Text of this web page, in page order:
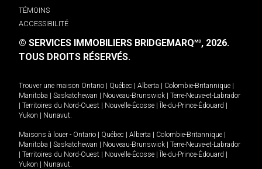
TÉMOINS
ACCESSIBILITÉ
© SERVICES IMMOBILIERS BRIDGEMARQMD, 2026.
TOUS DROITS RÉSERVÉS.
Trouver une maison Ontario | Québec | Alberta | Colombie-Britannique |
Manitoba | Saskatchewan | Nouveau-Brunswick | Terre-Neuve-et-Labrador
| Territoires du Nord-Ouest | Nouvelle-Écosse | Île-du-Prince-Édouard |
Yukon | Nunavut
Maisons à louer - Ontario | Québec | Alberta | Colombie-Britannique |
Manitoba | Saskatchewan | Nouveau-Brunswick | Terre-Neuve-et-Labrador
| Territoires du Nord-Ouest | Nouvelle-Écosse | Île-du-Prince-Édouard |
Yukon | Nunavut